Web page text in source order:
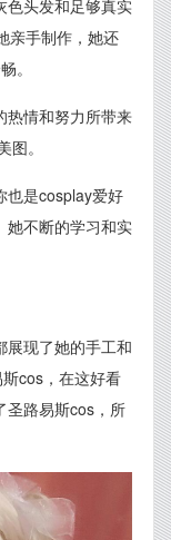
色头发和足够真实
亲手制作，她还
。
热情和努力所带来
。
也是cosplay爱好
她不断的学习和实
展现了她的手工和
cos，在这好看
圣路易斯cos，所